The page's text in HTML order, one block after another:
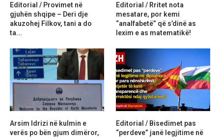
Editorial / Provimet në
gjuhën shqipe – Deri dje
akuzohej Filkov, tani a do
ta...
Editorial / Rritet nota
mesatare, por kemi
“analfabetë” që s’dinë as
lexim e as matematikë!
Arsim Idrizi në kulmin e
verës po bën gjum dimëror,
Editorial / Bisedimet pas
“perdeve” janë legjitime në